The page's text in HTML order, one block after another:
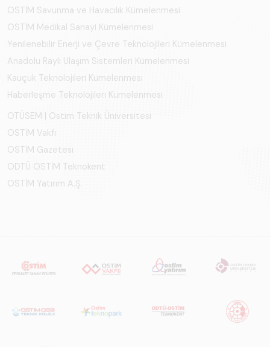
OSTİM Savunma ve Havacılık Kümelenmesi
OSTİM Medikal Sanayi Kümelenmesi
Yenilenebilir Enerji ve Çevre Teknolojileri Kümelenmesi
Anadolu Raylı Ulaşım Sistemleri Kümelenmesi
Kauçuk Teknolojileri Kümelenmesi
Haberleşme Teknolojileri Kümelenmesi
OTÜSEM | Ostim Teknik Üniversitesi
OSTİM Vakfı
OSTİM Gazetesi
ODTÜ OSTİM Teknokent
OSTİM Yatırım A.Ş.